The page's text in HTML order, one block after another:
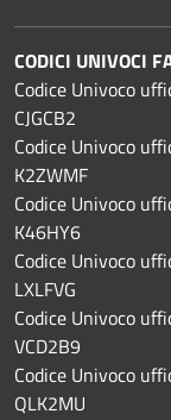
CODICI UNIVOCI
Codice Univoco
CJGCB2
Codice Univoco
K2ZWMF
Codice Univoco
K46HY6
Codice Univoco
LXLFVG
Codice Univoco
VCD2B9
Codice Univoco
QLK2MU